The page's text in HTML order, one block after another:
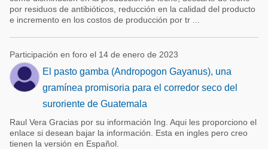
por residuos de antibióticos, reducción en la calidad del producto
e incremento en los costos de producción por tr ...
Participación en foro el 14 de enero de 2023
El pasto gamba (Andropogon Gayanus), una
gramínea promisoria para el corredor seco del
suroriente de Guatemala
Raul Vera Gracias por su información Ing. Aqui les proporciono el
enlace si desean bajar la información. Esta en ingles pero creo
tienen la versión en Español.